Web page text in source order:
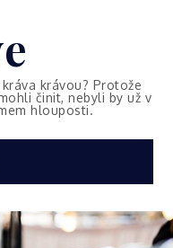
krávou? Protože
činit, nebyli by už v
hlouposti.